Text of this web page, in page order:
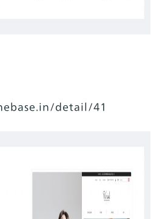
detail/41